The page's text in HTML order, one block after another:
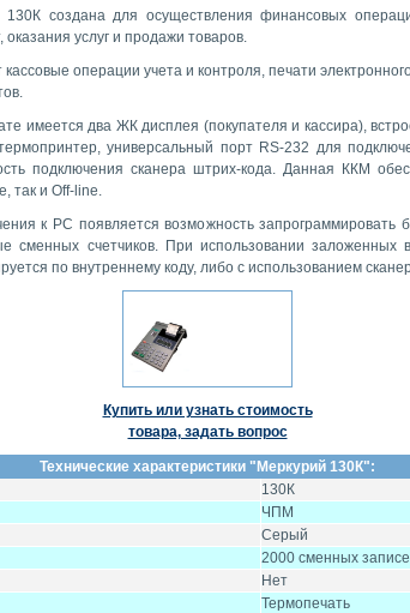
создана для осуществления финансовых
услуг и продажи товаров.
операции учета и контроля, печати
имеется два ЖК дисплея (покупателя и кассира),
универсальный порт RS-232 для
подключения сканера штрих-кода. Данная ККМ
так и Off-line.
к PC появляется возможность запрограммировать
сменных счетчиков. При использовании заложенных
по внутреннему коду, либо с использованием
Купить или узнать стоимость
товара, задать вопрос
Технические характеристики "Меркурий 130К":
130К
ЧПМ
Серый
2000 сменных
Нет
Термопечать